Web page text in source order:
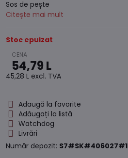
Sos de pește
Citește mai mult
Stoc epuizat
54,79 L
45,28 L excl. TVA
Adaugă la favorite
Adăugați la listă
Watchdog
Livrări
Număr depozit: S7#SK#406027#1